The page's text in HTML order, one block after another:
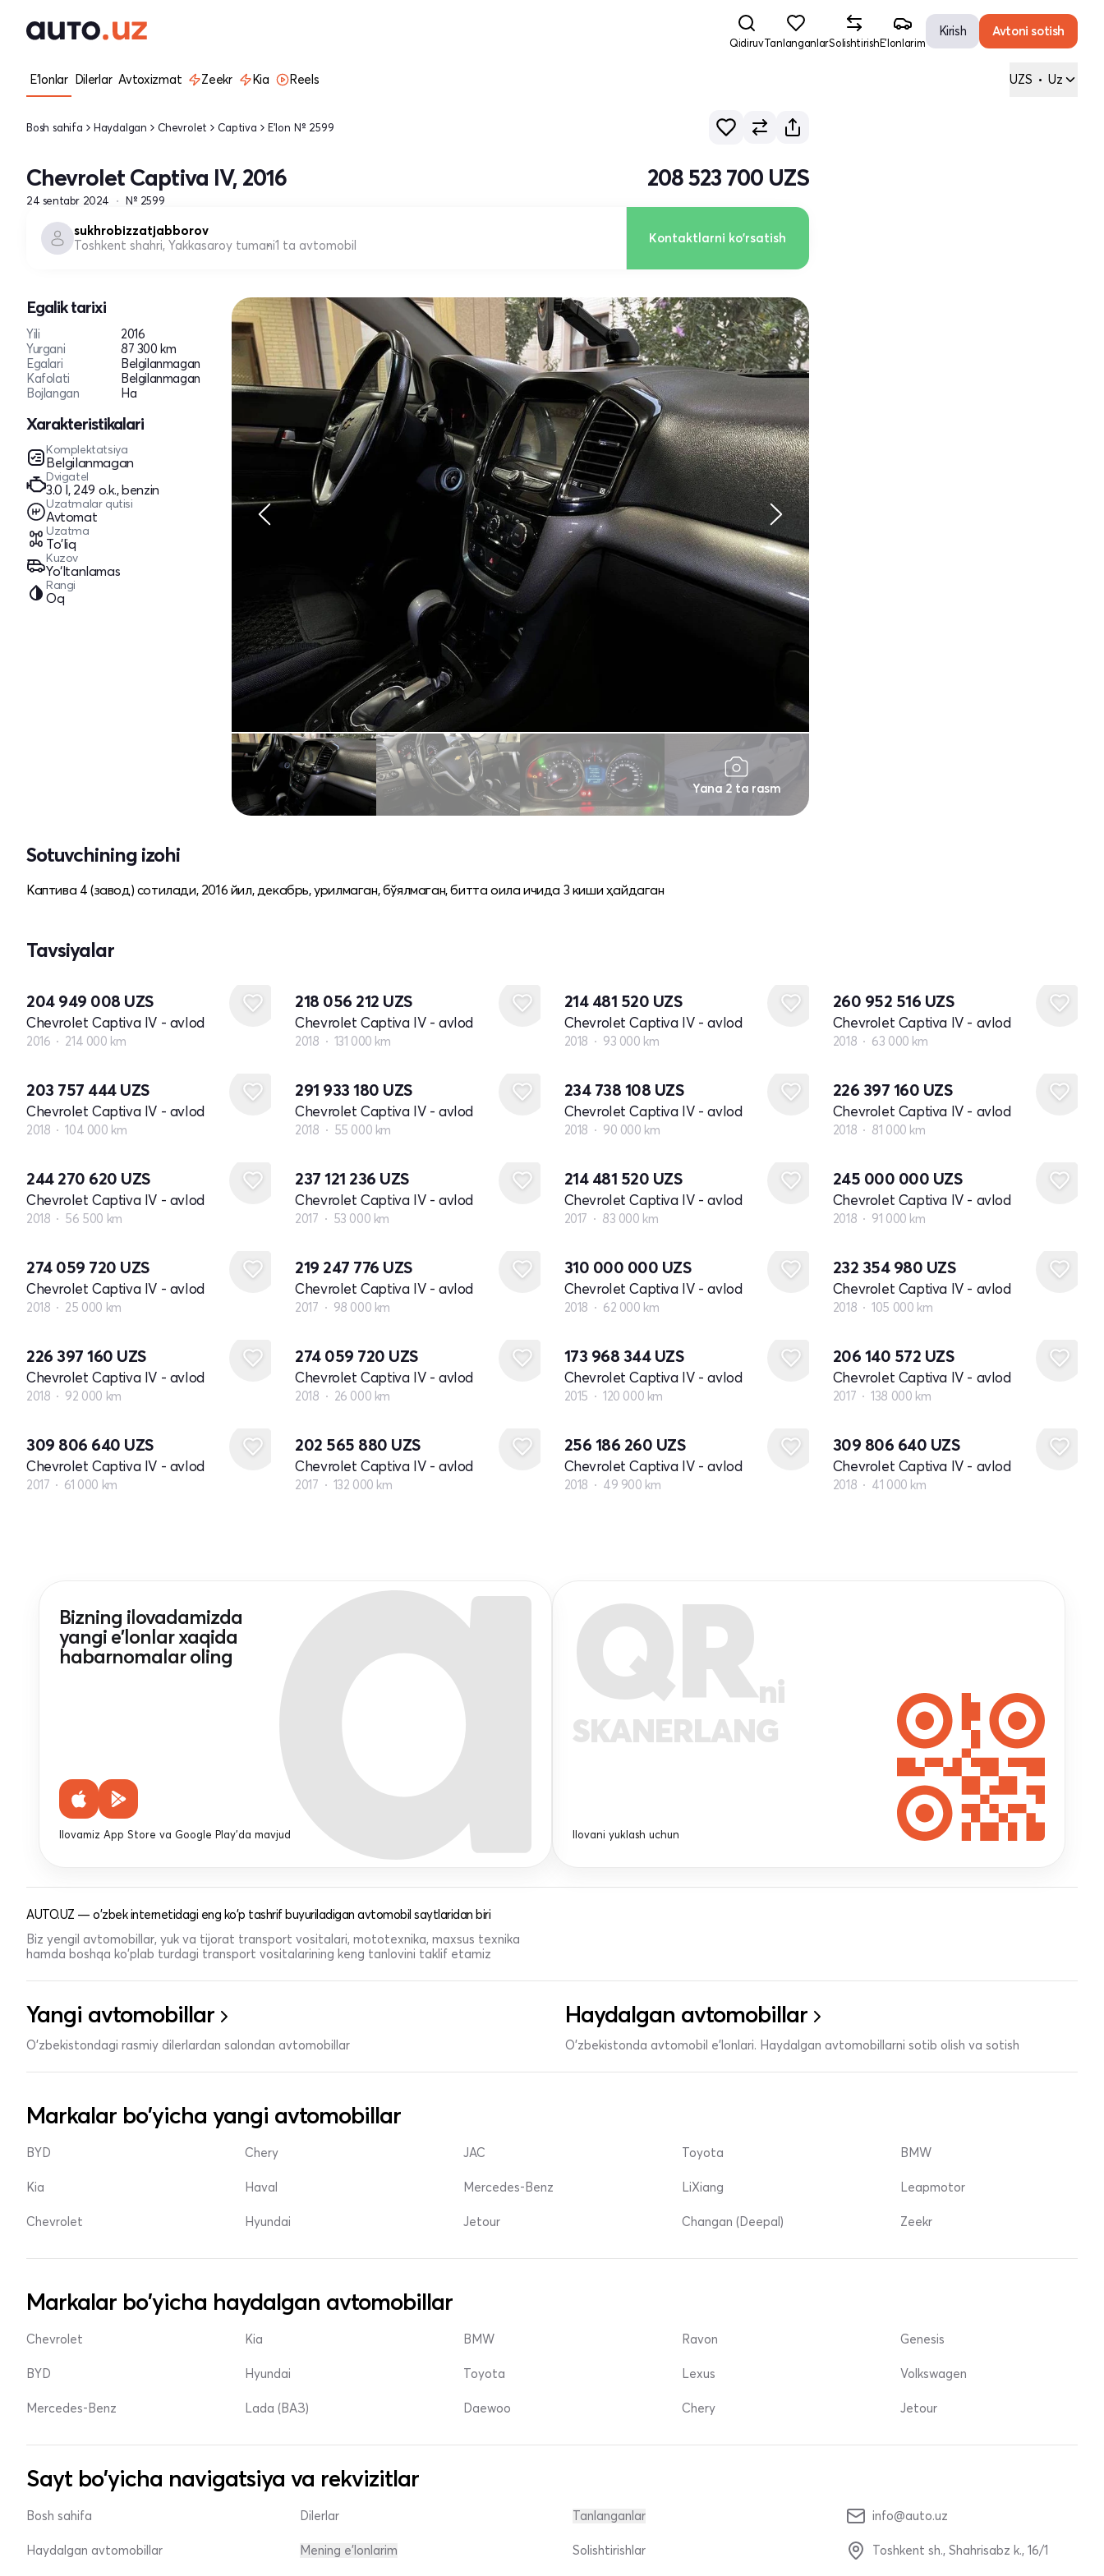
QidiruvTanlanganlarSolishtirishE'lonlarim
Kirish Avtoni sotish
E'lonlar Dilerlar Avtoxizmat Zeekr Kia Reels UZS • Uz
Bosh sahifa Haydalgan Chevrolet Captiva E'lon № 2599
Chevrolet Captiva IV, 2016
24 sentabr 2024 № 2599
208 523 700 UZS
sukhrobizzatjabborov
Toshkent shahri, Yakkasaroy tumani1 ta avtomobil Kontaktlarni ko'rsatish
Egalik tarixi
Yili
2016
Yurgani
87 300 km
Egalari
Belgilanmagan
Kafolati
Belgilanmagan
Bojlangan
Ha
Xarakteristikalari
Komplektatsiya
Belgilanmagan
Dvigatel
3.0 l, 249 o.k., benzin
Uzatmalar qutisi
Avtomat
Uzatma
To'liq
Kuzov
Yo‘ltanlamas
Rangi
Oq
Yana 2 ta rasm
Sotuvchining izohi
Каптива 4 (завод) сотилади, 2016 йил, декабрь, урилмаган, бўялмаган, битта оила ичида 3 киши ҳайдаган
Tavsiyalar
204 949 008 UZS
Chevrolet Captiva IV - avlod
2016 214 000 km
218 056 212 UZS
Chevrolet Captiva IV - avlod
2018 131 000 km
214 481 520 UZS
Chevrolet Captiva IV - avlod
2018 93 000 km
260 952 516 UZS
Chevrolet Captiva IV - avlod
2018 63 000 km
203 757 444 UZS
Chevrolet Captiva IV - avlod
2018 104 000 km
291 933 180 UZS
Chevrolet Captiva IV - avlod
2018 55 000 km
234 738 108 UZS
Chevrolet Captiva IV - avlod
2018 90 000 km
226 397 160 UZS
Chevrolet Captiva IV - avlod
2018 81 000 km
244 270 620 UZS
Chevrolet Captiva IV - avlod
2018 56 500 km
237 121 236 UZS
Chevrolet Captiva IV - avlod
2017 53 000 km
214 481 520 UZS
Chevrolet Captiva IV - avlod
2017 83 000 km
245 000 000 UZS
Chevrolet Captiva IV - avlod
2018 91 000 km
274 059 720 UZS
Chevrolet Captiva IV - avlod
2018 25 000 km
219 247 776 UZS
Chevrolet Captiva IV - avlod
2017 98 000 km
310 000 000 UZS
Chevrolet Captiva IV - avlod
2018 62 000 km
232 354 980 UZS
Chevrolet Captiva IV - avlod
2018 105 000 km
226 397 160 UZS
Chevrolet Captiva IV - avlod
2018 92 000 km
274 059 720 UZS
Chevrolet Captiva IV - avlod
2018 26 000 km
173 968 344 UZS
Chevrolet Captiva IV - avlod
2015 120 000 km
206 140 572 UZS
Chevrolet Captiva IV - avlod
2017 138 000 km
309 806 640 UZS
Chevrolet Captiva IV - avlod
2017 61 000 km
202 565 880 UZS
Chevrolet Captiva IV - avlod
2017 132 000 km
256 186 260 UZS
Chevrolet Captiva IV - avlod
2018 49 900 km
309 806 640 UZS
Chevrolet Captiva IV - avlod
2018 41 000 km
Bizning ilovadamizda
yangi e'lonlar xaqida
habarnomalar oling
Ilovamiz App Store va Google Play'da mavjud
QRni
SKANERLANG
Ilovani yuklash uchun
AUTO.UZ — o'zbek internetidagi eng ko'p tashrif buyuriladigan avtomobil saytlaridan biri
Biz yengil avtomobillar, yuk va tijorat transport vositalari, mototexnika, maxsus texnika
hamda boshqa ko'plab turdagi transport vositalarining keng tanlovini taklif etamiz
Yangi avtomobillar
O'zbekistondagi rasmiy dilerlardan salondan avtomobillar
Haydalgan avtomobillar
O'zbekistonda avtomobil e’lonlari. Haydalgan avtomobillarni sotib olish va sotish
Markalar bo'yicha yangi avtomobillar
BYD
Kia
Chevrolet
Chery
Haval
Hyundai
JAC
Mercedes-Benz
Jetour
Toyota
LiXiang
Changan (Deepal)
BMW
Leapmotor
Zeekr
Markalar bo'yicha haydalgan avtomobillar
Chevrolet
BYD
Mercedes-Benz
Kia
Hyundai
Lada (ВАЗ)
BMW
Toyota
Daewoo
Ravon
Lexus
Chery
Genesis
Volkswagen
Jetour
Sayt bo'yicha navigatsiya va rekvizitlar
Bosh sahifa
Haydalgan avtomobillar
Dilerlar
Mening e'lonlarim
Tanlanganlar
Solishtirishlar
info@auto.uz
Toshkent sh., Shahrisabz k., 16/1